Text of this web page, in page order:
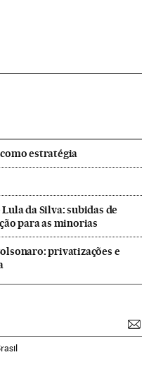
estratégia
da Silva: subidas de
para as minorias
privatizações e